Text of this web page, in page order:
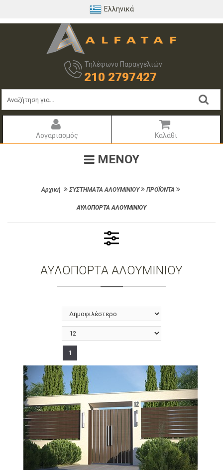
Ελληνικά
Τηλέφωνο Παραγγελιών
210 2797427
Λογαριασμός Καλάθι
ΜΕΝΟΥ
Αρχική ΣΥΣΤΗΜΑΤΑ ΑΛΟΥΜΙΝΙΟΥ ΠΡΟΪΟΝΤΑ
ΑΥΛΟΠΟΡΤΑ ΑΛΟΥΜΙΝΙΟΥ
ΑΥΛΟΠΟΡΤΑ ΑΛΟΥΜΙΝΙΟΥ
1